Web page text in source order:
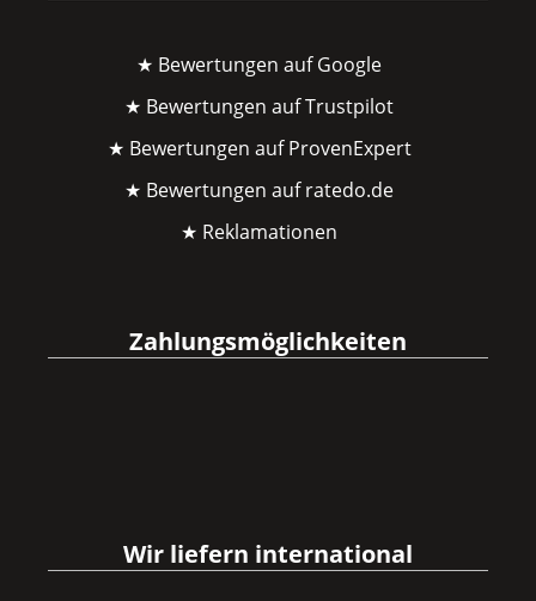
★ Bewertungen auf Google
★ Bewertungen auf Trustpilot
★ Bewertungen auf ProvenExpert
★ Bewertungen auf ratedo.de
★ Reklamationen
Zahlungsmöglichkeiten
Wir liefern international